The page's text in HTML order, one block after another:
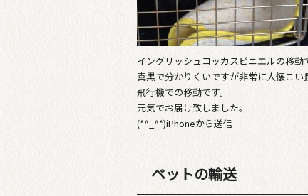
イングリッシュコッカスピニエルの移動
真黒で分かりくいですが非常に人懐こい
飛行機での移動です。
元気でお届け致しました。
(*^_^*)iPhoneから送信
ペットの輸送